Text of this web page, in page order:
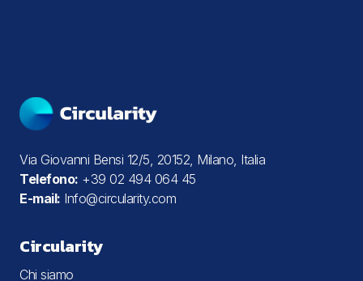
Via Giovanni Bensi 12/5, 20152, Milano, Italia
Telefono: +39 02 494 064 45
E-mail: Info@circularity.com
Circularity
Chi siamo